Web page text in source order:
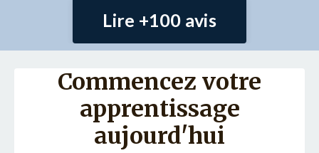
Lire +100 avis
Commencez votre
apprentissage
aujourd'hui